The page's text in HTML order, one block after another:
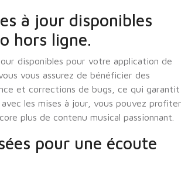
à jour disponibles
hors ligne.
disponibles pour votre application de
vous assurez de bénéficier des
et corrections de bugs, ce qui garantit
les mises à jour, vous pouvez profiter
plus de contenu musical passionnant.
pour une écoute